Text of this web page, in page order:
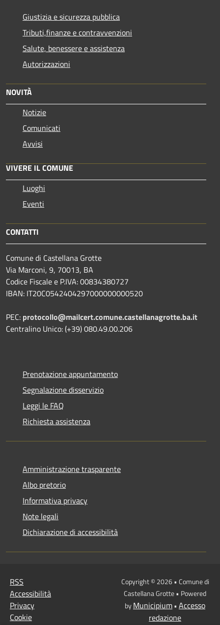
Giustizia e sicurezza pubblica
Tributi,finanze e contravvenzioni
Salute, benessere e assistenza
Autorizzazioni
NOVITÀ
Notizie
Comunicati
Avvisi
VIVERE IL COMUNE
Luoghi
Eventi
CONTATTI
Comune di Castellana Grotte
Via Marconi, 9, 70013, BA
Codice Fiscale e P.IVA: 00834380727
IBAN: IT20C0542404297000000000520
PEC: protocollo@mailcert.comune.castellanagrotte.ba.it
Centralino Unico: (+39) 080.49.00.206
Prenotazione appuntamento
Segnalazione disservizio
Leggi le FAQ
Richiesta assistenza
Amministrazione trasparente
Albo pretorio
Informativa privacy
Note legali
Dichiarazione di accessibilità
RSS
Accessibilità
Privacy
Cookie
Copyright © 2026 • Comune di
Castellana Grotte • Powered
byMunicipium• Accesso
redazione